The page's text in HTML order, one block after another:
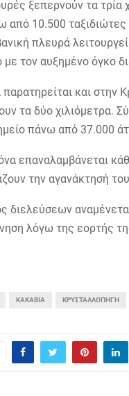
ξεπερνούν τα
από 10.500
πλευρά
τον αυξημένο όγκο
παρατηρείται και
τα δύο χιλιόμετρα.
πάνω από 37.000
επαναλαμβάνεται
την αγανάκτησή
διελεύσεων
λόγω της εορτής
ΚΑΚΑΒΙΆ ΚΡΥΣΤΑΛΛΟΠΗΓΉ